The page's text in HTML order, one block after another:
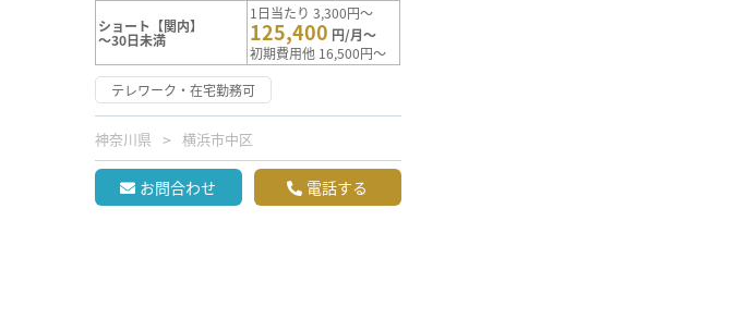
ショート【関内】
～30日未満
1日当たり 3,300円～
125,400 円/月～
初期費用他 16,500円～
テレワーク・在宅勤務可
神奈川県 横浜市中区
お問合わせ 電話する